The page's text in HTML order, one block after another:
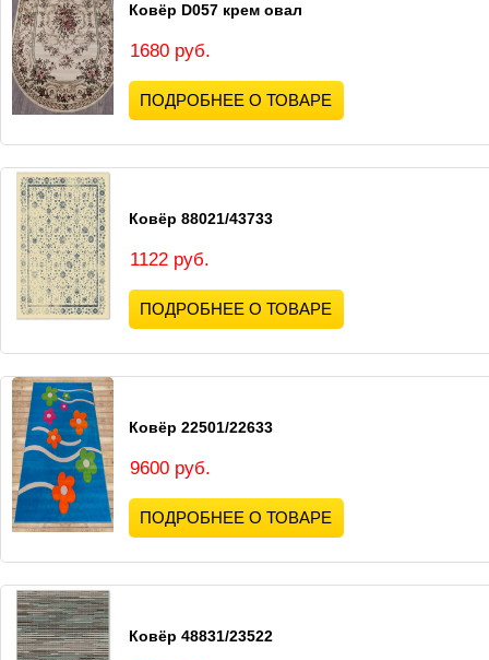
Ковёр D057 крем овал
1680 руб.
ПОДРОБНЕЕ О ТОВАРЕ
Ковёр 88021/43733
1122 руб.
ПОДРОБНЕЕ О ТОВАРЕ
Ковёр 22501/22633
9600 руб.
ПОДРОБНЕЕ О ТОВАРЕ
Ковёр 48831/23522